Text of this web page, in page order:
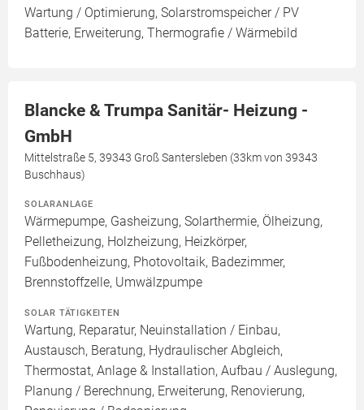
Wartung / Optimierung, Solarstromspeicher / PV
Batterie, Erweiterung, Thermografie / Wärmebild
Blancke & Trumpa Sanitär- Heizung -
GmbH
Mittelstraße 5, 39343 Groß Santersleben (33km von 39343
Buschhaus)
SOLARANLAGE
Wärmepumpe, Gasheizung, Solarthermie, Ölheizung,
Pelletheizung, Holzheizung, Heizkörper,
Fußbodenheizung, Photovoltaik, Badezimmer,
Brennstoffzelle, Umwälzpumpe
SOLAR TÄTIGKEITEN
Wartung, Reparatur, Neuinstallation / Einbau,
Austausch, Beratung, Hydraulischer Abgleich,
Thermostat, Anlage & Installation, Aufbau / Auslegung,
Planung / Berechnung, Erweiterung, Renovierung,